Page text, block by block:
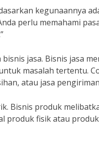
kegunaannya
perlu memahami
jasa. Bisnis jasa
masalah tertentu.
atau jasa
Bisnis produk
produk fisik atau